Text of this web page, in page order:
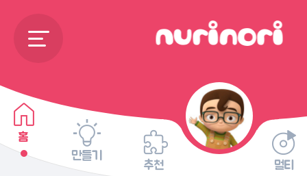
홈
만들기
추천 멀티